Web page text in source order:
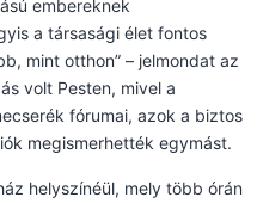
embereknek
a társasági élet fontos
mint otthon” – jelmondat az
volt Pesten, mivel a
fórumai, azok a biztos
megismerhették egymást.
helyszínéül, mely több órán